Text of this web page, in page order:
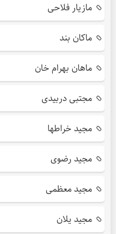
مازیار فلاحی
ماکان بند
ماهان بهرام خان
مجتبی دربیدی
مجید خراطها
مجید رضوی
مجید معظمی
مجید یلان